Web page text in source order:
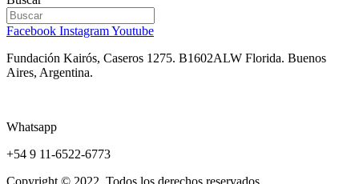
Facebook InstagramYoutube
Fundación Kairós, Caseros 1275. B1602ALW Florida. Buenos
Aires, Argentina.
Whatsapp
+54 9 11-6522-6773
Copyright © 2022. Todos los derechos reservados.